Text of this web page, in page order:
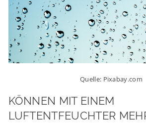
Quelle: Pixabay.com
KÖNNEN MIT EINEM
LUFTENTFEUCHTER